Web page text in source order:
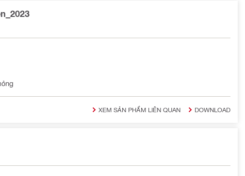
XEM SẢN PHẨM LIÊN QUAN DOWNLOAD